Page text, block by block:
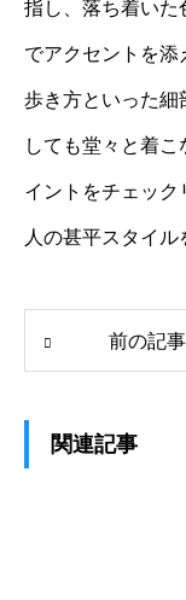
指し、落ち着いた
でアクセントを
歩き方といった細
しても堂々と着
イントをチェック
人の甚平スタイル
前の記事
関連記事